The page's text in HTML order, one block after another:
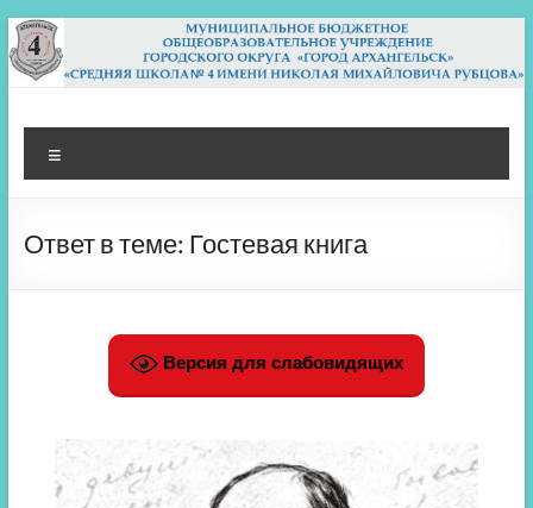
Перейти
к
содержимому
МБОУ СШ 4
Архангельск
Ответ в теме: Гостевая книга
Версия для слабовидящих